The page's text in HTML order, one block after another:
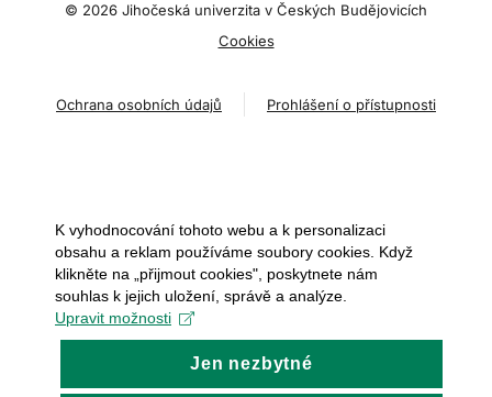
© 2026 Jihočeská univerzita v Českých Budějovicích
Cookies
Ochrana osobních údajů Prohlášení o přístupnosti
K vyhodnocování tohoto webu a k personalizaci
obsahu a reklam používáme soubory cookies. Když
klikněte na „přijmout cookies", poskytnete nám
souhlas k jejich uložení, správě a analýze.
Upravit možnosti
Jen nezbytné